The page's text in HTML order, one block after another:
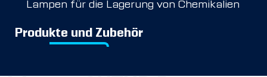
Lampen für die Lagerung von Chemikalien
Produkte und Zubehör